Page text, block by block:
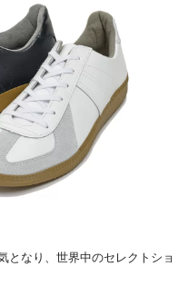
となり、世界中のセレクトショ